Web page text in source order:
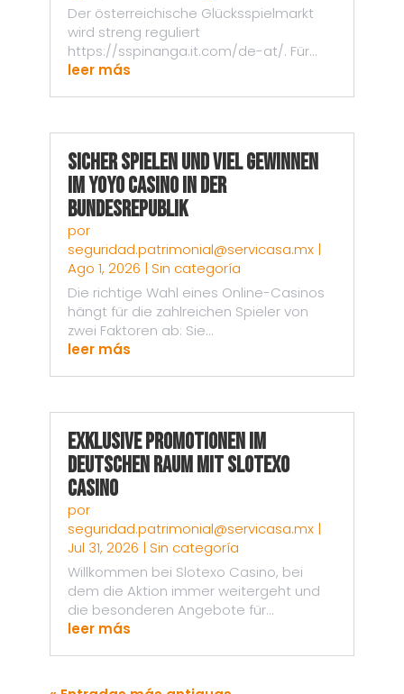
Der österreichische Glücksspielmarkt
wird streng reguliert
https://sspinanga.it.com/de-at/. Für...
leer más
Sicher spielen und viel gewinnen
im Yoyo Casino in der
Bundesrepublik
por
seguridad.patrimonial@servicasa.mx|
Ago 1, 2026 | Sin categoría
Die richtige Wahl eines Online-Casinos
hängt für die zahlreichen Spieler von
zwei Faktoren ab: Sie...
leer más
Exklusive Promotionen im
deutschen Raum mit Slotexo
Casino
por
seguridad.patrimonial@servicasa.mx|
Jul 31, 2026 | Sin categoría
Willkommen bei Slotexo Casino, bei
dem die Aktion immer weitergeht und
die besonderen Angebote für...
leer más